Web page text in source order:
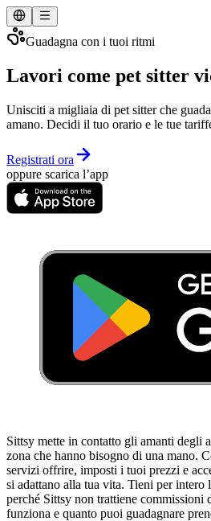
Guadagna con i tuoi ritmi
Lavori come pet sitter
Unisciti a migliaia di pet sitter che
amano. Decidi il tuo orario e le tue
Registrati ora
oppure scarica l’app
Sittsy mette in contatto gli amanti degli
zona che hanno bisogno di una mano.
servizi offrire, imposti i tuoi prezzi e
si adattano alla tua vita. Tieni per intero
perché Sittsy non trattiene commissioni
funziona e quanto puoi guadagnare